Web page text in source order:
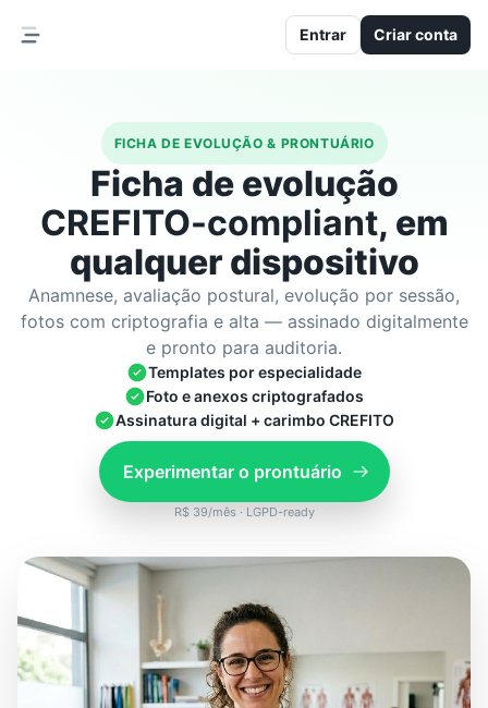
Entrar Criar conta
FICHA DE EVOLUÇÃO & PRONTUÁRIO
Ficha de evolução
CREFITO-compliant, em
qualquer dispositivo
Anamnese, avaliação postural, evolução por sessão,
fotos com criptografia e alta — assinado digitalmente
e pronto para auditoria.
Templates por especialidade
Foto e anexos criptografados
Assinatura digital + carimbo CREFITO
Experimentar o prontuário
R$ 39/mês · LGPD-ready